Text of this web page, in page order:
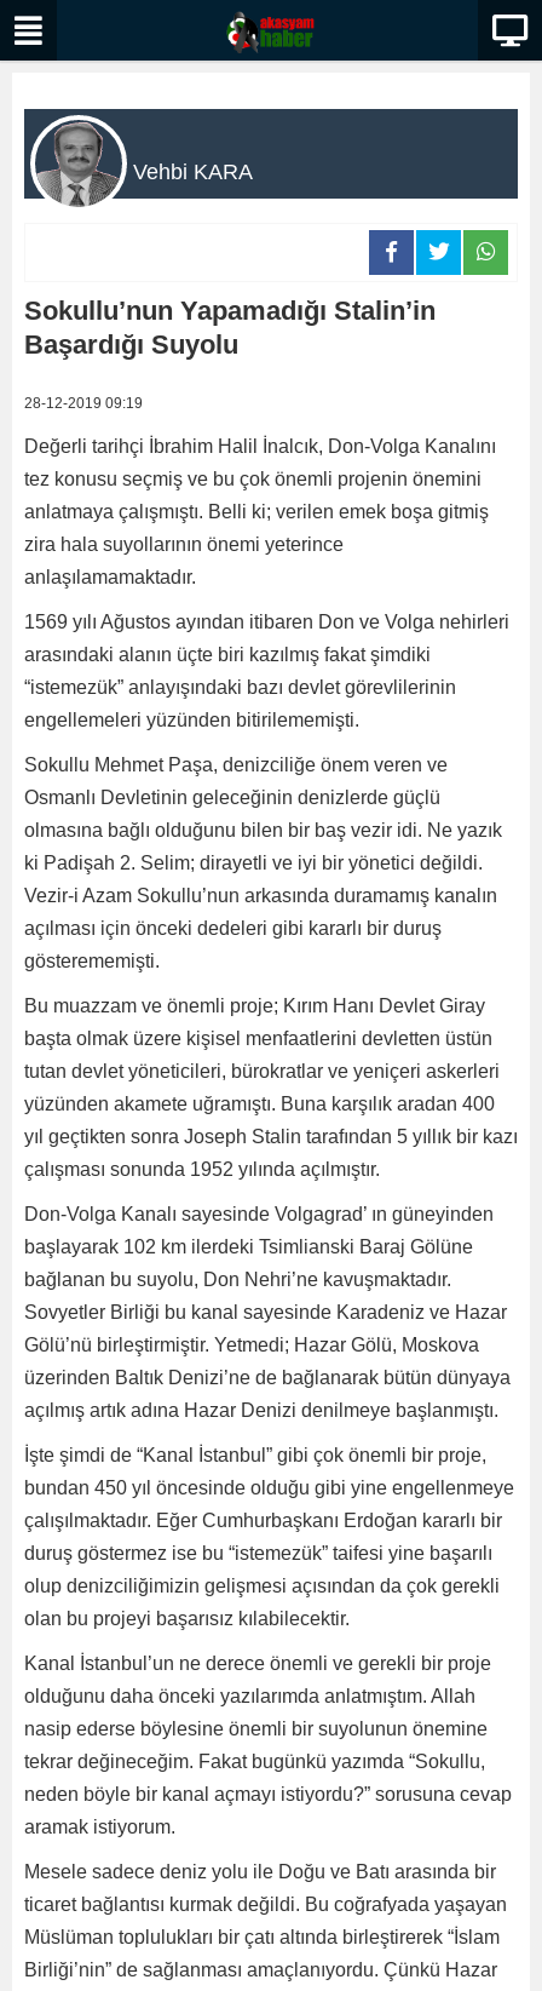
Vehbi KARA
Sokullu’nun Yapamadığı Stalin’in
Başardığı Suyolu
28-12-2019 09:19
Değerli tarihçi İbrahim Halil İnalcık, Don-Volga Kanalını
tez konusu seçmiş ve bu çok önemli projenin önemini
anlatmaya çalışmıştı. Belli ki; verilen emek boşa gitmiş
zira hala suyollarının önemi yeterince
anlaşılamamaktadır.
1569 yılı Ağustos ayından itibaren Don ve Volga nehirleri
arasındaki alanın üçte biri kazılmış fakat şimdiki
“istemezük” anlayışındaki bazı devlet görevlilerinin
engellemeleri yüzünden bitirilememişti.
Sokullu Mehmet Paşa, denizciliğe önem veren ve
Osmanlı Devletinin geleceğinin denizlerde güçlü
olmasına bağlı olduğunu bilen bir baş vezir idi. Ne yazık
ki Padişah 2. Selim; dirayetli ve iyi bir yönetici değildi.
Vezir-i Azam Sokullu’nun arkasında duramamış kanalın
açılması için önceki dedeleri gibi kararlı bir duruş
gösterememişti.
Bu muazzam ve önemli proje; Kırım Hanı Devlet Giray
başta olmak üzere kişisel menfaatlerini devletten üstün
tutan devlet yöneticileri, bürokratlar ve yeniçeri askerleri
yüzünden akamete uğramıştı. Buna karşılık aradan 400
yıl geçtikten sonra Joseph Stalin tarafından 5 yıllık bir kazı
çalışması sonunda 1952 yılında açılmıştır.
Don-Volga Kanalı sayesinde Volgagrad’ ın güneyinden
başlayarak 102 km ilerdeki Tsimlianski Baraj Gölüne
bağlanan bu suyolu, Don Nehri’ne kavuşmaktadır.
Sovyetler Birliği bu kanal sayesinde Karadeniz ve Hazar
Gölü’nü birleştirmiştir. Yetmedi; Hazar Gölü, Moskova
üzerinden Baltık Denizi’ne de bağlanarak bütün dünyaya
açılmış artık adına Hazar Denizi denilmeye başlanmıştı.
İşte şimdi de “Kanal İstanbul” gibi çok önemli bir proje,
bundan 450 yıl öncesinde olduğu gibi yine engellenmeye
çalışılmaktadır. Eğer Cumhurbaşkanı Erdoğan kararlı bir
duruş göstermez ise bu “istemezük” taifesi yine başarılı
olup denizciliğimizin gelişmesi açısından da çok gerekli
olan bu projeyi başarısız kılabilecektir.
Kanal İstanbul’un ne derece önemli ve gerekli bir proje
olduğunu daha önceki yazılarımda anlatmıştım. Allah
nasip ederse böylesine önemli bir suyolunun önemine
tekrar değineceğim. Fakat bugünkü yazımda “Sokullu,
neden böyle bir kanal açmayı istiyordu?” sorusuna cevap
aramak istiyorum.
Mesele sadece deniz yolu ile Doğu ve Batı arasında bir
ticaret bağlantısı kurmak değildi. Bu coğrafyada yaşayan
Müslüman toplulukları bir çatı altında birleştirerek “İslam
Birliği’nin” de sağlanması amaçlanıyordu. Çünkü Hazar